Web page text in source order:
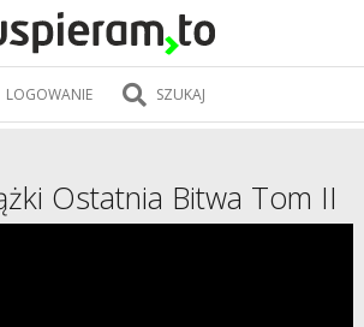
LOGOWANIE SZUKAJ
Ostatnia Bitwa Tom II